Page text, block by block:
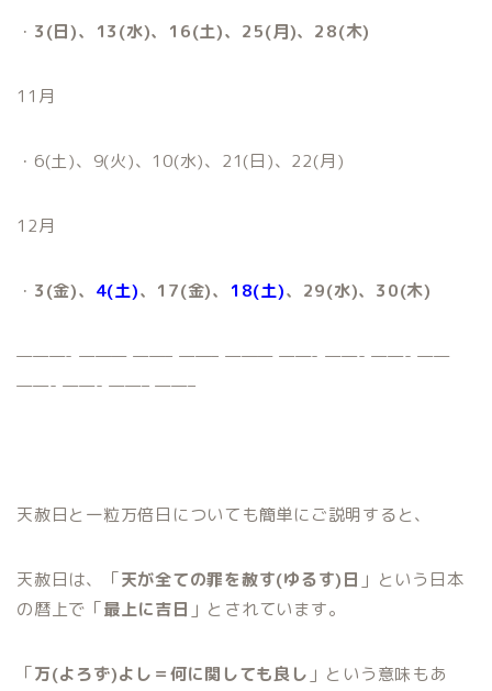
・ 3(日)、13(水)、16(土)、25(月)、28(木)
11月
・6(土)、9(火)、10(水)、21(日)、22(月)
12月
・ 3(金)、 4(土)、17(金)、 18(土)、29(水)、30(木)
———- ——— ——– ——– ——— ——- ——- ——- ——
——- ——- ——– ——–
天赦日と一粒万倍日についても簡単にご説明すると、
天赦日は、「天が全ての罪を赦す(ゆるす)日 」という日本
の暦上で「最上に吉日 」とされています。
「万(よろず)よし＝何に関しても良し 」という意味もあ